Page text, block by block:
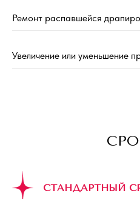
Ремонт распавшейся
Увеличение или уменьшение
СТАНДАРТНЫЙ